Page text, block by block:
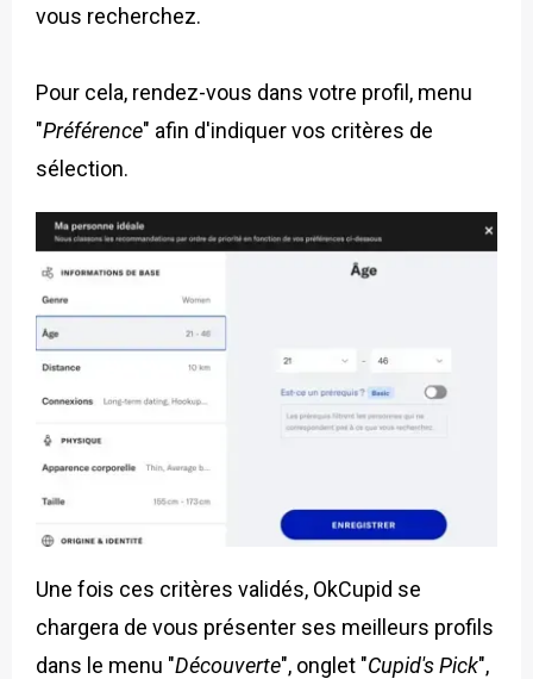
vous recherchez.
Pour cela, rendez-vous dans votre profil, menu
"Préférence" afin d'indiquer vos critères de
sélection.
Une fois ces critères validés, OkCupid se
chargera de vous présenter ses meilleurs profils
dans le menu "Découverte", onglet "Cupid's Pick",